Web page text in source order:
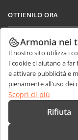
OTTIENILO ORA
Docs
DocSpace
Workspace
Connettori
App desktop
COLLABORA
Per i contributori
Per i traduttori
Per gli influencer
Offerte di lavoro
RICEVI NOTIZIE
Blog
RICEVI AIUTO
Forum
CONTATTACI
Domande sulle vendite
Armonia nei
Il nostro sito utilizza i
I cookie ci aiutano a
e attivare pubblicità e
pienamente all'uso dei
Scopri di più
Rifiuta